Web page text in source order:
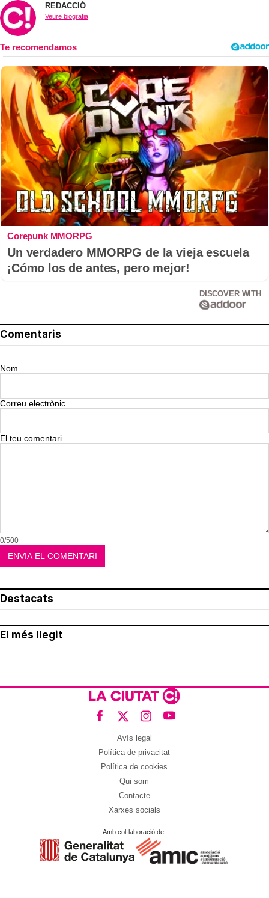
REDACCIÓ
Veure biografia
Corepunk MMORPG
Un verdadero MMORPG de la vieja escuela
¡Cómo los de antes, pero mejor!
DISCOVER WITH
Comentaris
Nom
Correu electrònic
El teu comentari
0/500
Destacats
El més llegit
Avís legal
Política de privacitat
Política de cookies
Qui som
Contacte
Xarxes socials
Amb col·laboració de: